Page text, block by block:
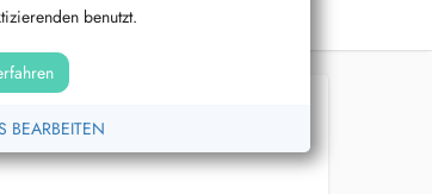
benutzt.
BEARBEITEN